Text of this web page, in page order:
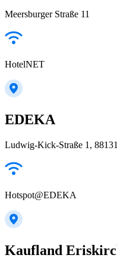
Meersburger Straße 11
HotelNET
EDEKA
Ludwig-Kick-Straße 1,
Hotspot@EDEKA
Kaufland